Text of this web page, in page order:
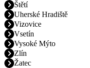
Štětí
Uherské Hradiště
Vizovice
Vsetín
Vysoké Mýto
Zlín
Žatec